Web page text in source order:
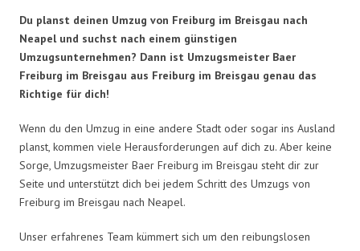
Du planst deinen Umzug von Freiburg im Breisgau nach
Neapel und suchst nach einem günstigen
Umzugsunternehmen? Dann ist Umzugsmeister Baer
Freiburg im Breisgau aus Freiburg im Breisgau genau das
Richtige für dich!
Wenn du den Umzug in eine andere Stadt oder sogar ins Ausland
planst, kommen viele Herausforderungen auf dich zu. Aber keine
Sorge, Umzugsmeister Baer Freiburg im Breisgau steht dir zur
Seite und unterstützt dich bei jedem Schritt des Umzugs von
Freiburg im Breisgau nach Neapel.
Unser erfahrenes Team kümmert sich um den reibungslosen